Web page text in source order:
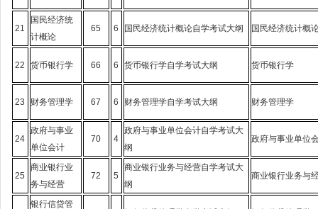
21
国民经济统
计概论
65 6 国民经济统计概论自学考试大纲 国民经济统计概
22 货币银行学 66 6 货币银行学自学考试大纲 货币银行学
23 财务管理学 67 6 财务管理学自学考试大纲 财务管理学
24
政府与事业
单位会计
70 4
政府与事业单位会计自学考试大
纲
政府与事业单位
25
商业银行业
务与经营
72 5
商业银行业务与经营自学考试大
纲
商业银行业务与
银行信贷管